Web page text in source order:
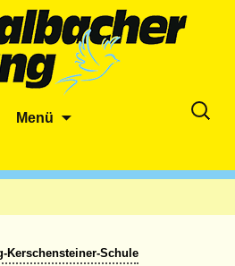
Menü
Suche
Kerschensteiner-Schule